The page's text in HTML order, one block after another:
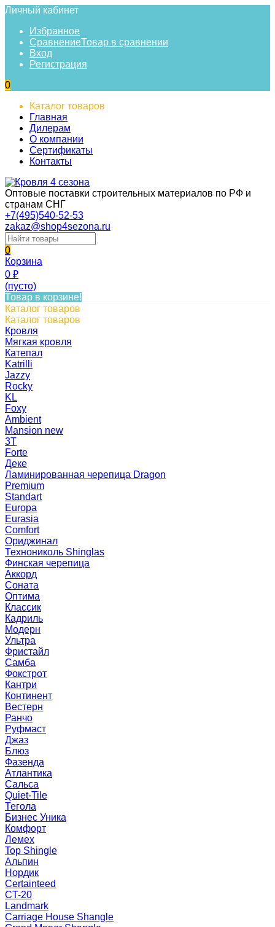
Личный кабинет
Избранное
СравнениеТовар в сравнении
Вход
Регистрация
0
Каталог товаров
Главная
Дилерам
О компании
Сертификаты
Контакты
Оптовые поставки строительных материалов по РФ и
странам СНГ
+7(495)540-52-53
zakaz@shop4sezona.ru
0
Корзина
0 ₽
(пусто)
Товар в корзине!
Каталог товаров
Каталог товаров
Кровля
Мягкая кровля
Катепал
Katrilli
Jazzy
Rocky
KL
Foxy
Ambient
Mansion new
3Т
Forte
Деке
Ламинированная черепица Dragon
Premium
Standart
Europa
Eurasia
Comfort
Ориджинал
Технониколь Shinglas
Финская черепица
Аккорд
Соната
Оптима
Классик
Кадриль
Модерн
Ультра
Фристайл
Самба
Фокстрот
Кантри
Континент
Вестерн
Ранчо
Руфмаст
Джаз
Блюз
Фазенда
Атлантика
Сальса
Quiet-Tile
Тегола
Бизнес Уника
Комфорт
Лемех
Top Shingle
Альпин
Нордик
Certainteed
CT-20
Landmark
Carriage House Shangle